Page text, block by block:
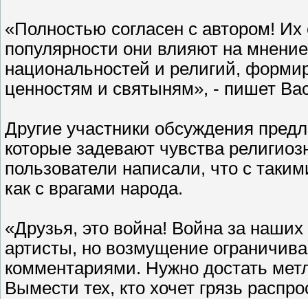
«Полностью согласен с автором!
популярности они влияют на
национальностей и религий,
ценностям и святыням», - пишет
Другие участники обсуждения
которые задевают чувства
пользователи написали, что с
как с врагами народа.
«Друзья, это война! Война за
артисты, но возмущение
комментариями. Нужно достать
Вымести тех, кто хочет грязь